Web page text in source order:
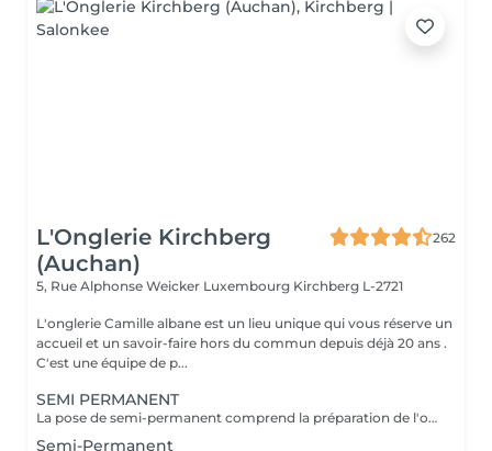
L'Onglerie Kirchberg
(Auchan)
262
5, Rue Alphonse Weicker Luxembourg Kirchberg L-2721
L'onglerie Camille albane est un lieu unique qui vous réserve un
accueil et un savoir-faire hors du commun depuis déjà 20 ans .
C'est une équipe de p...
SEMI PERMANENT
La pose de semi-permanent comprend la préparation de l'ongle, la mise en forme, le soin des cuticules et l'application de la couleur choisie. Grâce à sa tenue longue durée, le semi-permanent offre une brillance parfaite et une tenue de 2 à 3 semaines, sans ecaillement, pour des ongles impeccables au quotidien.
Semi-Permanent